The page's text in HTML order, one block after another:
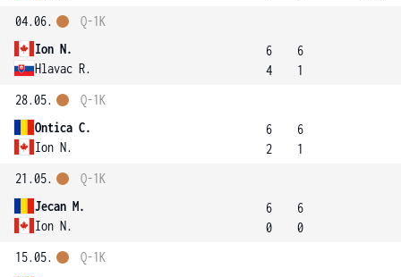
04.06.
Ion N.
Hlavac R.
Q-1K
6
4
6
1
28.05.
Ontica C.
Ion N.
Q-1K
6
2
6
1
21.05.
Jecan M.
Ion N.
Q-1K
6
0
6
0
15.05.
Q-1K